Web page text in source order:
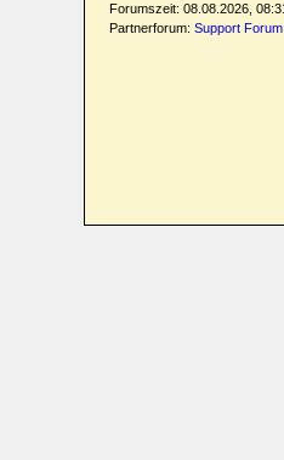
Forumszeit: 08.08.2026,
Partnerforum: Support